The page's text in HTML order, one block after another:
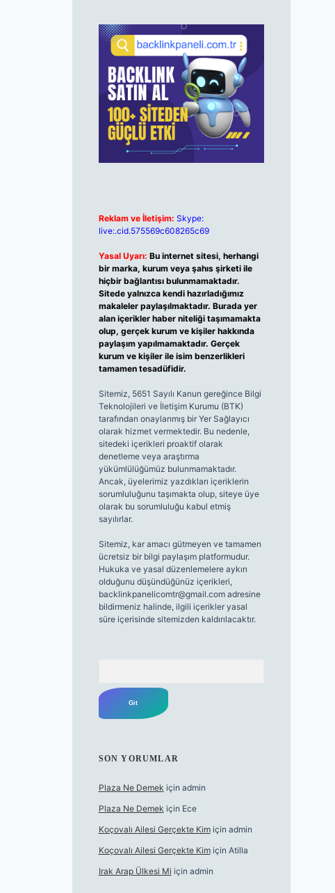
Reklam ve İletişim: Skype:
live:.cid.575569c608265c69
Yasal Uyarı: Bu internet sitesi, herhangi
bir marka, kurum veya şahıs şirketi ile
hiçbir bağlantısı bulunmamaktadır.
Sitede yalnızca kendi hazırladığımız
makaleler paylaşılmaktadır. Burada yer
alan içerikler haber niteliği taşımamakta
olup, gerçek kurum ve kişiler hakkında
paylaşım yapılmamaktadır. Gerçek
kurum ve kişiler ile isim benzerlikleri
tamamen tesadüfidir.
Sitemiz, 5651 Sayılı Kanun gereğince Bilgi
Teknolojileri ve İletişim Kurumu (BTK)
tarafından onaylanmış bir Yer Sağlayıcı
olarak hizmet vermektedir. Bu nedenle,
sitedeki içerikleri proaktif olarak
denetleme veya araştırma
yükümlülüğümüz bulunmamaktadır.
Ancak, üyelerimiz yazdıkları içeriklerin
sorumluluğunu taşımakta olup, siteye üye
olarak bu sorumluluğu kabul etmiş
sayılırlar.
Sitemiz, kar amacı gütmeyen ve tamamen
ücretsiz bir bilgi paylaşım platformudur.
Hukuka ve yasal düzenlemelere aykırı
olduğunu düşündüğünüz içerikleri,
backlinkpanelicomtr@gmail.comadresine
bildirmeniz halinde, ilgili içerikler yasal
süre içerisinde sitemizden kaldırılacaktır.
SON YORUMLAR
Plaza Ne Demek için admin
Plaza Ne Demek için Ece
Koçovalı Ailesi Gerçekte Kimiçin admin
Koçovalı Ailesi Gerçekte Kimiçin Atilla
Irak Arap Ülkesi Mi için admin